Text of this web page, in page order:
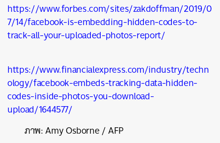
https://www.forbes.com/sites/zakdoffman/2019/0
7/14/facebook-is-embedding-hidden-codes-to-
track-all-your-uploaded-photos-report/
https://www.financialexpress.com/industry/techn
ology/facebook-embeds-tracking-data-hidden-
codes-inside-photos-you-download-
upload/1644577/
ภาพ: Amy Osborne / AFP